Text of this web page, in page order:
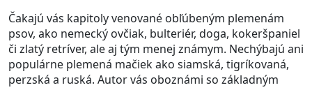
Čakajú vás kapitoly venované obľúbeným plemenám
psov, ako nemecký ovčiak, bulteriér, doga, kokeršpaniel
či zlatý retríver, ale aj tým menej známym. Nechýbajú ani
populárne plemená mačiek ako siamská, tigríkovaná,
perzská a ruská. Autor vás oboznámi so základným